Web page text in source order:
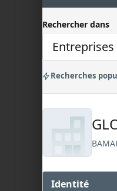
Rechercher dans
Recherches
Identité